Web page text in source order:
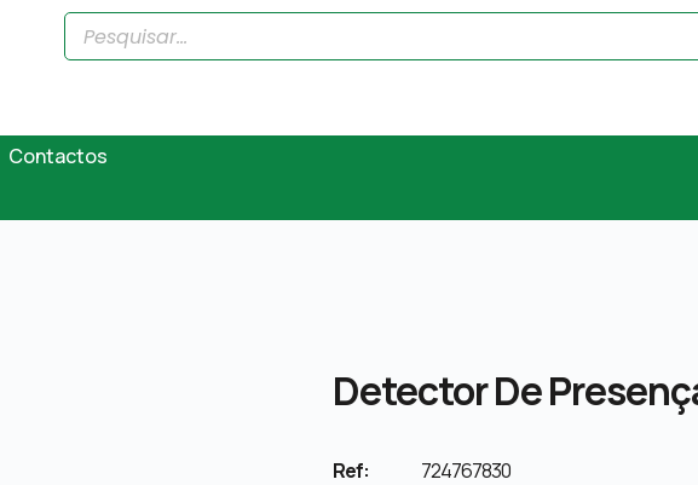
Contactos
Detector De
Ref:
724767830